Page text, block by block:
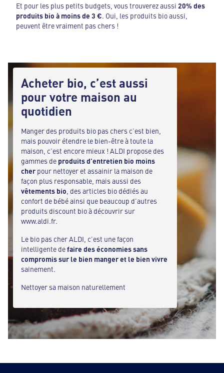
Et pour les plus petits budgets, vous trouverez aussi 20% des
produits bio à moins de 3 €. Oui, les produits bio aussi,
peuvent être vraiment pas chers !
Acheter bio, c’est aussi
pour votre maison au
quotidien
Manger des produits bio pas chers c’est bien,
mais pouvoir étendre le bien-être à toute la
maison, c’est encore mieux ! ALDI propose des
gammes de produits d’entretien bio moins
cherpour nettoyer et assainir la maison de
façon plus responsable, mais aussi des
vêtements bio, des articles bio dédiés au
confort de bébé ainsi que beaucoup d’autres
produits discount bio à découvrir sur
www.aldi.fr.
Le bio pas cher ALDI, c’est une façon
intelligente defaire des économies sans
compromis sur le bien manger et le bien vivre
sainement.
Nettoyer sa maison naturellement